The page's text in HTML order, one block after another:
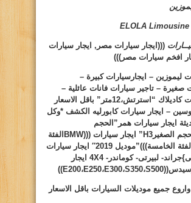
ELOLA Limousine
(((ايجار سيارات مصر, ايجار سيارات
افخم سيارات مصر)))
ليموزين – ايجارسيارات كبيرة –
صغيرة – تاجير سيارات فانات عائلية –
ايجار سيارات كاديلاك “استرتش،12متر” باقل الاسعار
– ايجار سيارات كابورليه الكشف *وكل
ايجار سيارات همر”الحجم
الصغير H3 ” ايجار سيارات (((BMW الفئة
السابعة – الفئة الخامسة)))”موديل 2019″ ايجار سيارات
}جراند- لبيرتى- كوماندر-4X4 ايجار
E200،E250،E300،S350،S500
))
واروع جميع موديلات السيارات باقل الاسعار